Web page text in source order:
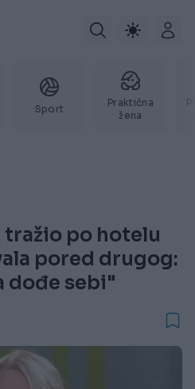
Sport
Praktična
žena
po hotelu
pored drugog:
dođe sebi"